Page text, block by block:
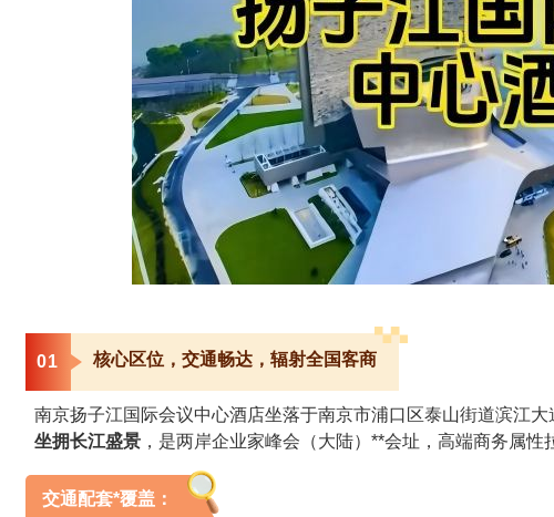
01 核心区位，交通畅达，辐射全国客商
南京扬子江国际会议中心酒店坐落于南京市浦口区泰山街道滨江大
坐拥长江盛景，是两岸企业家峰会（大陆）**会址，高端商务属性
交通配套*覆盖：